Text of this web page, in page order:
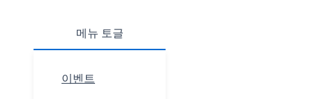
메뉴 토글
이벤트